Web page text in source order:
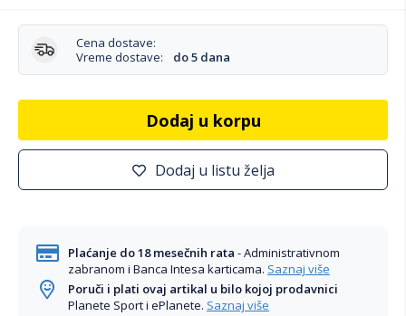
Cena dostave:
Vreme dostave:
do 5 dana
Dodaj u korpu
Dodaj u listu želja
Plaćanje do 18 mesečnih rata - Administrativnom
zabranom i Banca Intesa karticama. Saznaj više
Poruči i plati ovaj artikal u bilo kojoj prodavnici
Planete Sport i ePlanete. Saznaj više